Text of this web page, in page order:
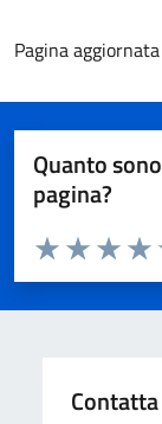
Pagina
Quanto
pagina?
Valuta da 1 a 5
Valuta
Valuta 2
Valuta 1 stelle